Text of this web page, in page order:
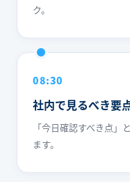
ク。
08:30
社内で見るべき要
「今日確認すべき点」
ます。